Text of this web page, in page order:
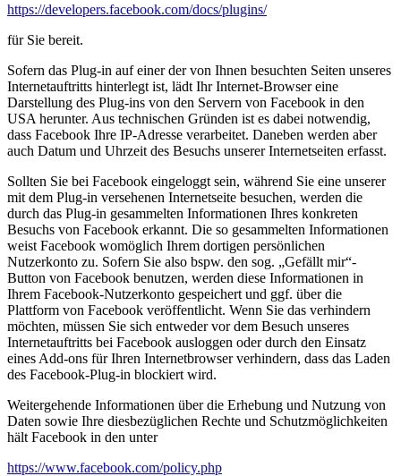
https://developers.facebook.com/docs/plugins/
für Sie bereit.
Sofern das Plug-in auf einer der von Ihnen besuchten Seiten unseres
Internetauftritts hinterlegt ist, lädt Ihr Internet-Browser eine
Darstellung des Plug-ins von den Servern von Facebook in den
USA herunter. Aus technischen Gründen ist es dabei notwendig,
dass Facebook Ihre IP-Adresse verarbeitet. Daneben werden aber
auch Datum und Uhrzeit des Besuchs unserer Internetseiten erfasst.
Sollten Sie bei Facebook eingeloggt sein, während Sie eine unserer
mit dem Plug-in versehenen Internetseite besuchen, werden die
durch das Plug-in gesammelten Informationen Ihres konkreten
Besuchs von Facebook erkannt. Die so gesammelten Informationen
weist Facebook womöglich Ihrem dortigen persönlichen
Nutzerkonto zu. Sofern Sie also bspw. den sog. „Gefällt mir“-
Button von Facebook benutzen, werden diese Informationen in
Ihrem Facebook-Nutzerkonto gespeichert und ggf. über die
Plattform von Facebook veröffentlicht. Wenn Sie das verhindern
möchten, müssen Sie sich entweder vor dem Besuch unseres
Internetauftritts bei Facebook ausloggen oder durch den Einsatz
eines Add-ons für Ihren Internetbrowser verhindern, dass das Laden
des Facebook-Plug-in blockiert wird.
Weitergehende Informationen über die Erhebung und Nutzung von
Daten sowie Ihre diesbezüglichen Rechte und Schutzmöglichkeiten
hält Facebook in den unter
https://www.facebook.com/policy.php